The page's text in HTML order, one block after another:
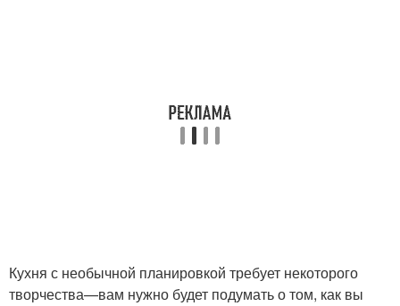
Кухня с необычной планировкой требует некоторого
творчества—вам нужно будет подумать о том, как вы